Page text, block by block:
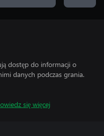
dostęp do informacji o
danych podczas grania.
się więcej